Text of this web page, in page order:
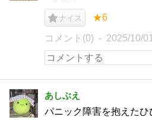
ナイス ★6
コメント(0) 2025/10/01
あしぶえ
パニック障害を抱えた